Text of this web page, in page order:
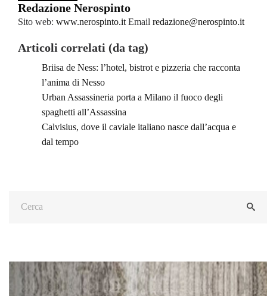
Redazione Nerospinto
Sito web: www.nerospinto.it Email redazione@nerospinto.it
Articoli correlati (da tag)
Briisa de Ness: l’hotel, bistrot e pizzeria che racconta
l’anima di Nesso
Urban Assassineria porta a Milano il fuoco degli
spaghetti all’Assassina
Calvisius, dove il caviale italiano nasce dall’acqua e
dal tempo